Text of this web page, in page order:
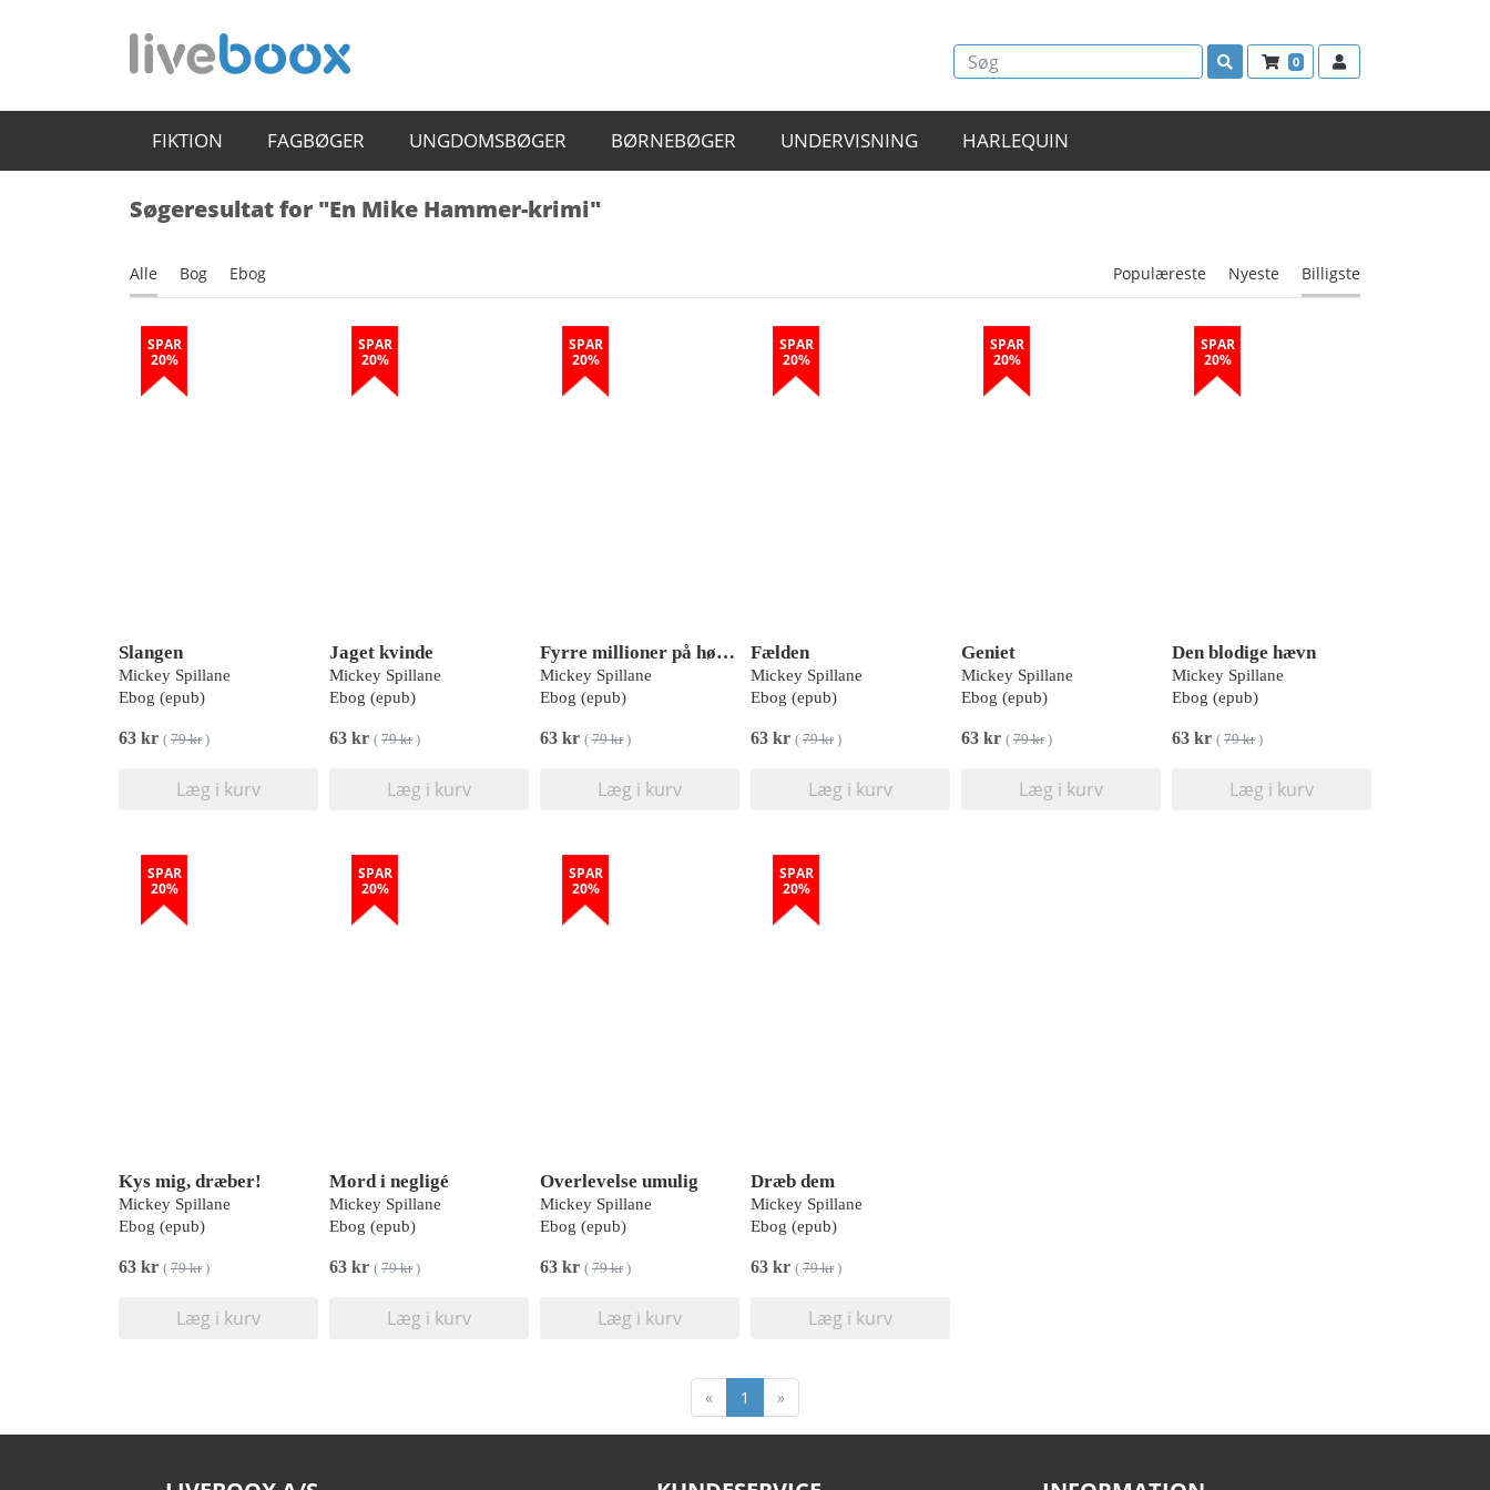
0
FIKTION FAGBØGER UNGDOMSBØGER BØRNEBØGER UNDERVISNING HARLEQUIN
Søgeresultat for "En Mike Hammer-krimi"
Alle Bog Ebog Populæreste Nyeste Billigste
SPAR
20%
Slangen
Mickey Spillane
Ebog (epub)
63 kr ( 79 kr)
Læg i kurv
SPAR
20%
Jaget kvinde
Mickey Spillane
Ebog (epub)
63 kr ( 79 kr)
Læg i kurv
SPAR
20%
Fyrre millioner på højkant
Mickey Spillane
Ebog (epub)
63 kr ( 79 kr)
Læg i kurv
SPAR
20%
Fælden
Mickey Spillane
Ebog (epub)
63 kr ( 79 kr)
Læg i kurv
SPAR
20%
Geniet
Mickey Spillane
Ebog (epub)
63 kr ( 79 kr)
Læg i kurv
SPAR
20%
Den blodige hævn
Mickey Spillane
Ebog (epub)
63 kr ( 79 kr)
Læg i kurv
SPAR
20%
Kys mig, dræber!
Mickey Spillane
Ebog (epub)
63 kr ( 79 kr)
Læg i kurv
SPAR
20%
Mord i negligé
Mickey Spillane
Ebog (epub)
63 kr ( 79 kr)
Læg i kurv
SPAR
20%
Overlevelse umulig
Mickey Spillane
Ebog (epub)
63 kr ( 79 kr)
Læg i kurv
SPAR
20%
Dræb dem
Mickey Spillane
Ebog (epub)
63 kr ( 79 kr)
Læg i kurv
« 1 »